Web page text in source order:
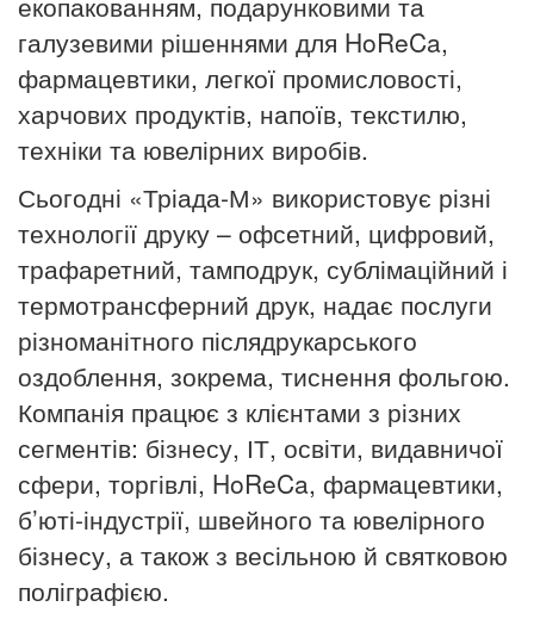
галузевими рішеннями для HoReCa,
фармацевтики, легкої промисловості,
харчових продуктів, напоїв, текстилю,
техніки та ювелірних виробів.
Сьогодні «Тріада-М» використовує різні
технології друку – офсетний, цифровий,
трафаретний, тамподрук, сублімаційний і
термотрансферний друк, надає послуги
різноманітного післядрукарського
оздоблення, зокрема, тиснення фольгою.
Компанія працює з клієнтами з різних
сегментів: бізнесу, ІТ, освіти, видавничої
сфери, торгівлі, HoReCa, фармацевтики,
б’юті-індустрії, швейного та ювелірного
бізнесу, а також з весільною й святковою
поліграфією.